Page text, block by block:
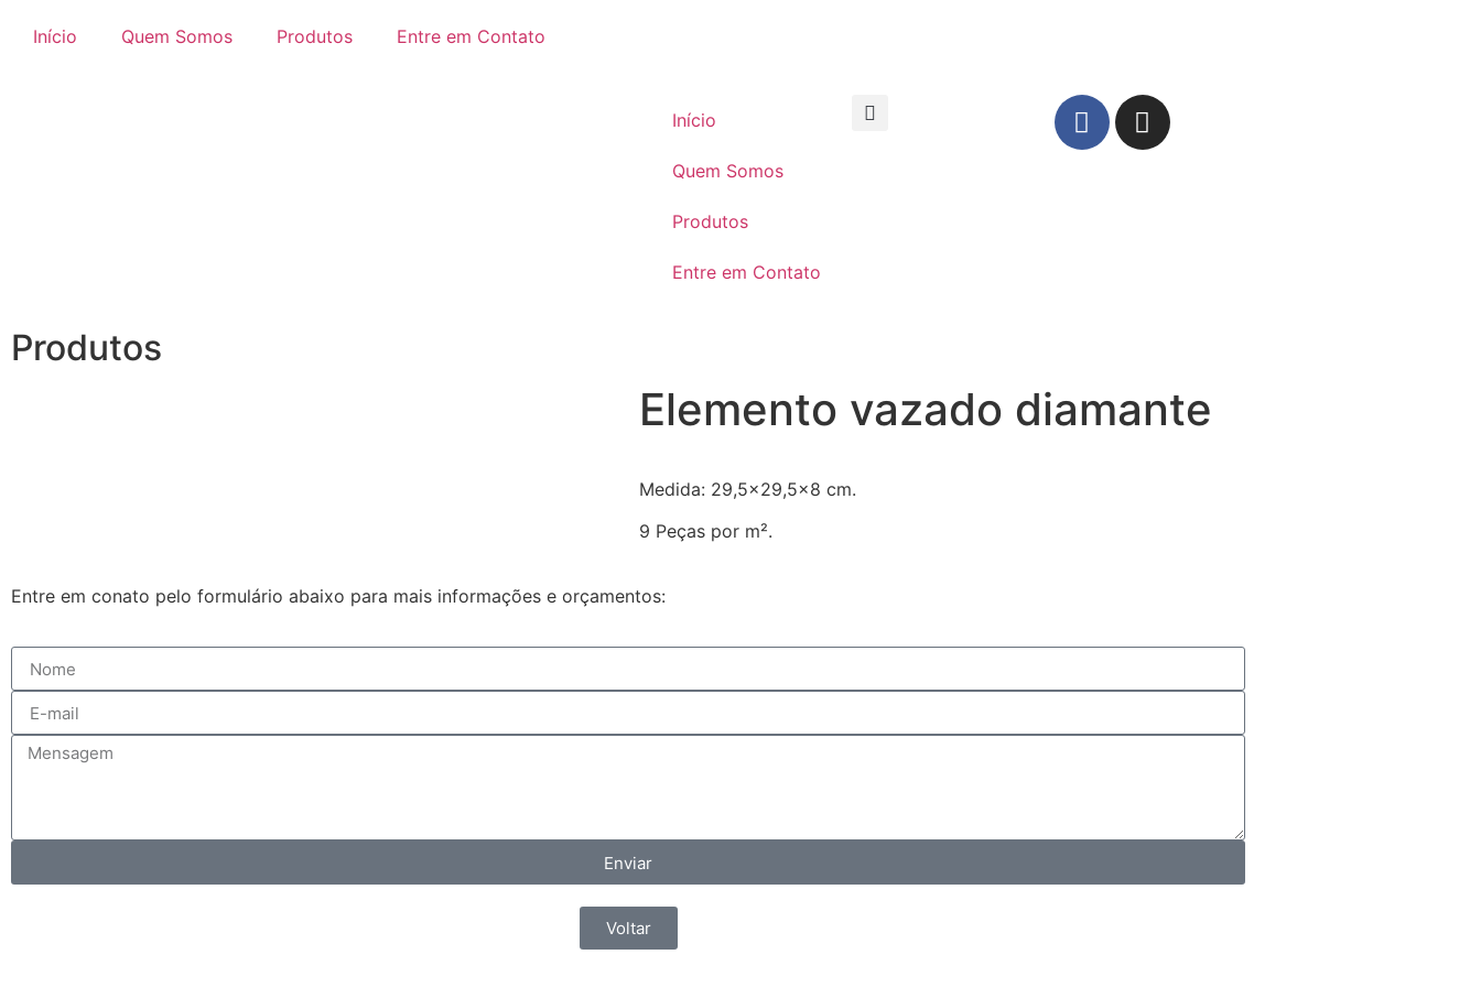
Início Quem Somos Produtos Entre em Contato
Início
Quem Somos
Produtos
Entre em Contato
Produtos
Elemento vazado diamante
Medida: 29,5×29,5×8 cm.
9 Peças por m².
Entre em conato pelo formulário abaixo para mais informações e orçamentos:
Enviar
Voltar